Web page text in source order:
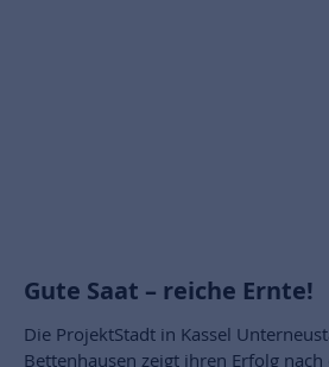
Gute Saat – reiche Ernte!
Die ProjektStadt in Kassel
Bettenhausen zeigt ihren Erfolg